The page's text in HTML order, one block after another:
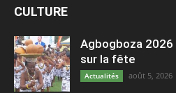
CULTURE
Agbogboza 2026
sur la fête
Actualités août 5, 2026